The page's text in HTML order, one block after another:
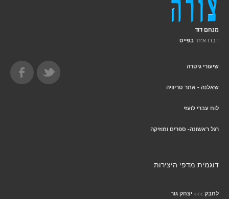
מנחם דוד
דברו איתי בפייס
שיעורי גיטרה
שאלנה - אתר טריוויה
לוח עברי לועזי
רגל ראשונה- ספרים ומוזיקה
דוגמית מדפי היצירות
לחבק >>> יצחק גור